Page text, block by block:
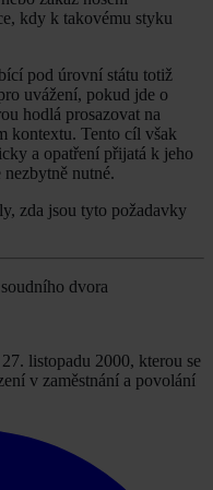
kdy k takovému styku
pod úrovní státu totiž
uvážení, pokud jde o
hodlá prosazovat na
kontextu. Tento cíl však
a opatření přijatá k jeho
nutné.
zda jsou tyto požadavky
dvora
listopadu 2000, kterou se
v zaměstnání a povolání